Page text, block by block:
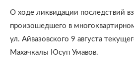
О ходе ликвидации последствий
произошедшего в
ул. Айвазовского 9 августа
Махачкалы Юсуп Умавов.